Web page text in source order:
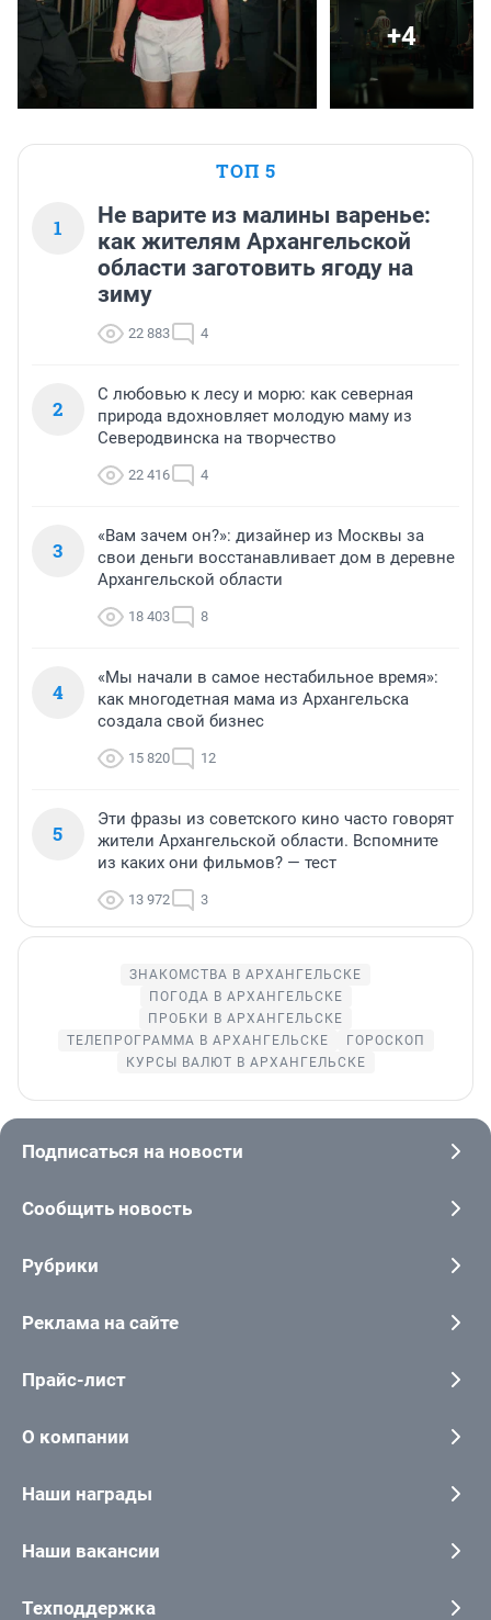
+4
ТОП 5
1
Не варите из малины варенье:
как жителям Архангельской
области заготовить ягоду на
зиму
22 883 4
2
С любовью к лесу и морю: как северная
природа вдохновляет молодую маму из
Северодвинска на творчество
22 416 4
3
«Вам зачем он?»: дизайнер из Москвы за
свои деньги восстанавливает дом в деревне
Архангельской области
18 403 8
4
«Мы начали в самое нестабильное время»:
как многодетная мама из Архангельска
создала свой бизнес
15 820 12
5
Эти фразы из советского кино часто говорят
жители Архангельской области. Вспомните
из каких они фильмов? — тест
13 972 3
ЗНАКОМСТВА В АРХАНГЕЛЬСКЕ
ПОГОДА В АРХАНГЕЛЬСКЕ
ПРОБКИ В АРХАНГЕЛЬСКЕ
ТЕЛЕПРОГРАММА В АРХАНГЕЛЬСКЕ
ГОРОСКОП
КУРСЫ ВАЛЮТ В АРХАНГЕЛЬСКЕ
Подписаться на новости
Сообщить новость
Рубрики
Реклама на сайте
Прайс-лист
О компании
Наши награды
Наши вакансии
Техподдержка